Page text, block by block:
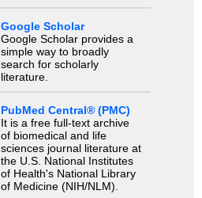
Google Scholar
Google Scholar provides a
simple way to broadly
search for scholarly
literature.
PubMed Central® (PMC)
It is a free full-text archive
of biomedical and life
sciences journal literature at
the U.S. National Institutes
of Health's National Library
of Medicine (NIH/NLM).